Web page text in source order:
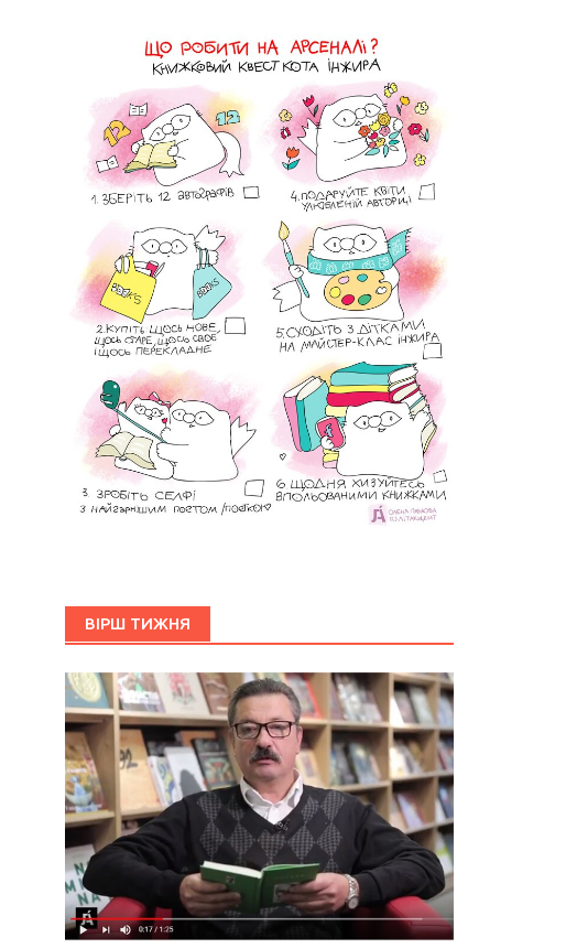
ВІРШ ТИЖНЯ